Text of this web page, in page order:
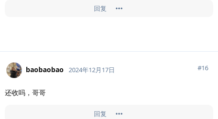
回复
baobaobao 2024年12月17日 #16
还收吗，哥哥
回复